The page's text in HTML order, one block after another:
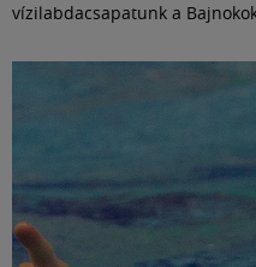
vízilabdacsapatunk a